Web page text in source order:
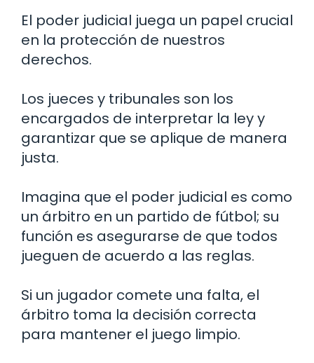
El poder judicial juega un papel crucial
en la protección de nuestros
derechos.
Los jueces y tribunales son los
encargados de interpretar la ley y
garantizar que se aplique de manera
justa.
Imagina que el poder judicial es como
un árbitro en un partido de fútbol; su
función es asegurarse de que todos
jueguen de acuerdo a las reglas.
Si un jugador comete una falta, el
árbitro toma la decisión correcta
para mantener el juego limpio.